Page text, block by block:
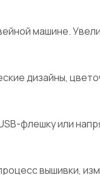
машине.
дизайны,
флешку или
вышивки,